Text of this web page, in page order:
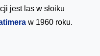
jest las w słoiku
w 1960 roku.